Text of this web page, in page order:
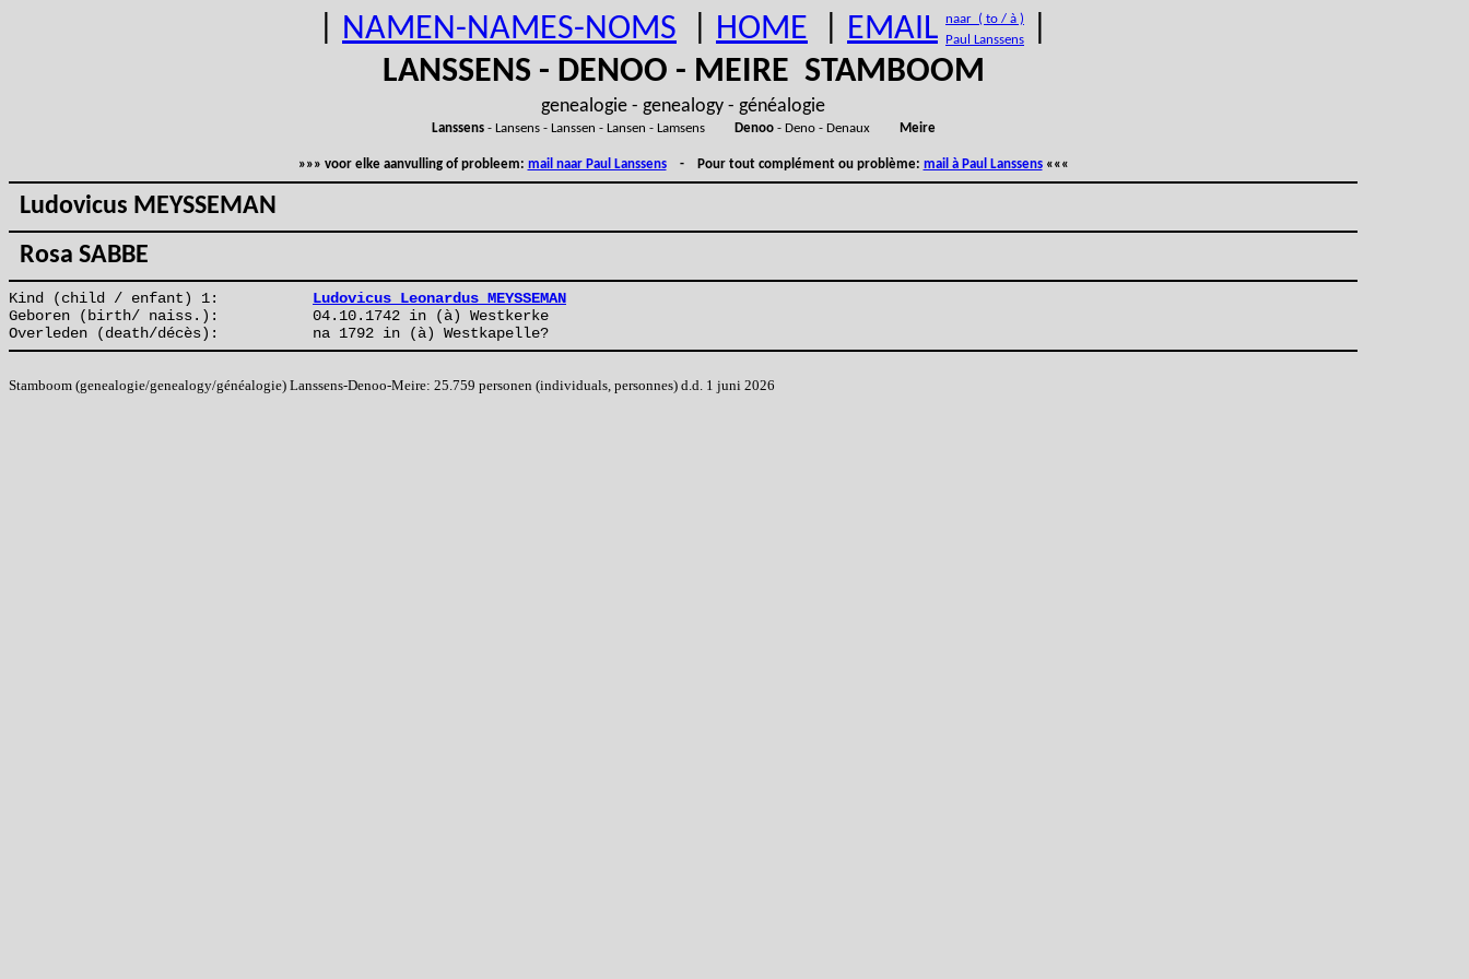
NAMEN-NAMES-NOMS HOME EMAIL naar ( to / à )
Paul Lanssens
LANSSENS - DENOO - MEIRE STAMBOOM
genealogie - genealogy - généalogie
Lanssens- Lansens - Lanssen - Lansen - Lamsens Denoo- Deno - Denaux Meire
»»» voor elke aanvulling of probleem: mail naar Paul Lanssens- Pour tout complément ou problème: mail à Paul Lanssens«««
Ludovicus MEYSSEMAN
Rosa SABBE
Kind (child / enfant) 1:
Ludovicus Leonardus MEYSSEMAN
Geboren (birth/ naiss.):
04.10.1742 in (à) Westkerke
Overleden (death/décès):
na 1792 in (à) Westkapelle?
Stamboom (genealogie/genealogy/généalogie) Lanssens-Denoo-Meire: 25.759 personen (individuals, personnes) d.d. 1 juni 2026